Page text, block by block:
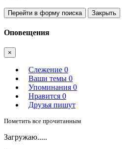
Перейти в форму поиска Закрыть
Оповещения
×
Слежение 0
Ваши темы 0
Упоминания 0
Нравится 0
Друзья пишут
Пометить все прочитанным
Загружаю.....